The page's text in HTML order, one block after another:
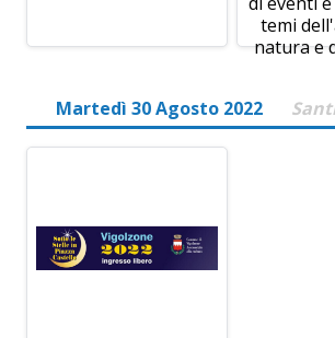
temi
natura e
Martedì 30 Agosto 2022